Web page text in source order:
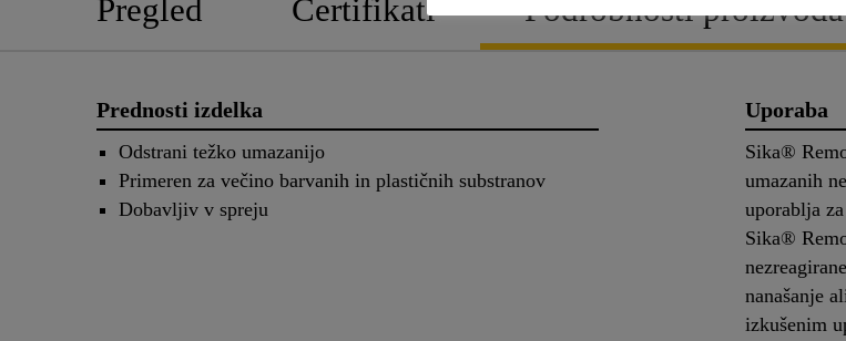
Pregled Certifikati Podrobnosti proizvoda
Prednosti izdelka
Odstrani težko umazanijo
Primeren za večino barvanih in plastičnih substranov
Dobavljiv v spreju
Uporaba
Sika®
umazanih
uporablja
Sika®
nanašanje
izkušenim